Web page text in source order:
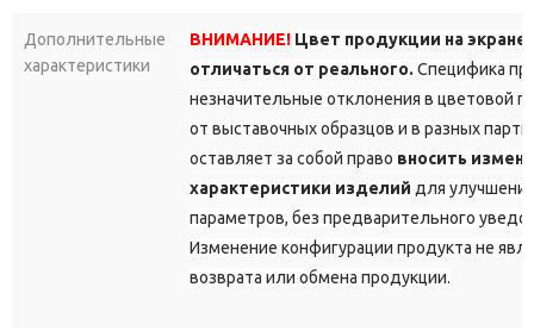
Дополнительные
характеристики
ВНИМАНИЕ! Цвет продукции на
отличаться от реального. Специфика
незначительные отклонения в цветовой
от выставочных образцов и в разных
оставляет за собой право вносить
характеристики изделий для
параметров, без предварительного
Изменение конфигурации продукта не
возврата или обмена продукции.